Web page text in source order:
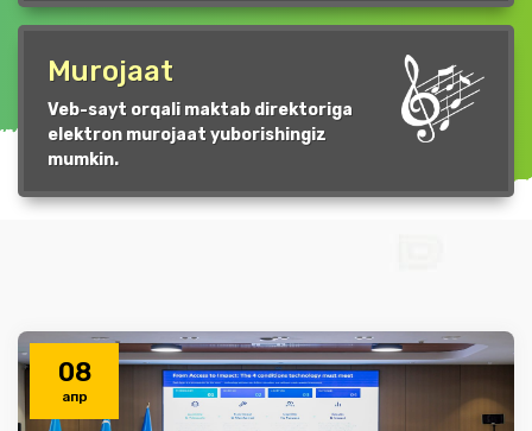
Murojaat
Veb-sayt orqali maktab direktoriga
elektron murojaat yuborishingiz
mumkin.
08
апр